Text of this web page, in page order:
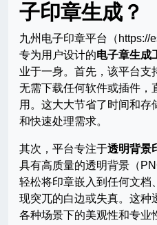
子印章生成？
九州电子印章平台（https://
专为用户设计的电子章生成
业于一身。首先，该平台支
无需下载任何软件或插件，
用。这大大节省了时间和
和快速处理需求。
其次，平台专注于透明背景
具有高质量的透明背景（
轻松将印章嵌入到任何文档
现突兀的白边或失真。这种
各种场景下的美观性和专业